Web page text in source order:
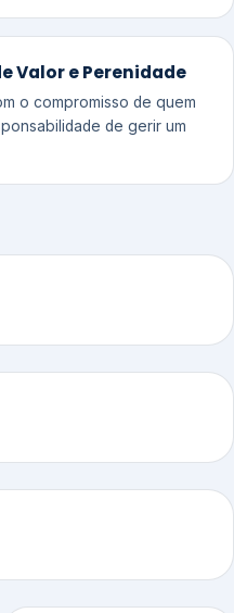
Valor e Perenidade
o compromisso de quem
de gerir um